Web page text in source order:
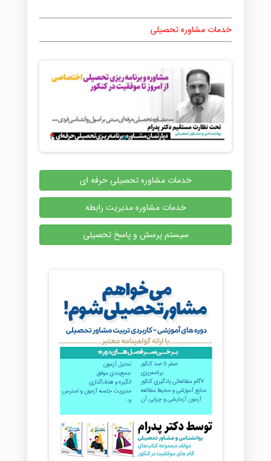
خدمات مشاوره تحصیلی
خدمات مشاوره تحصیلی حرفه ای
خدمات مشاوره مدیریت رابطه
سیستم پرسش و پاسخ تحصیلی